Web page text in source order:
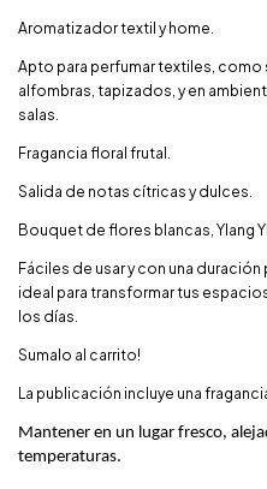
Aromatizador textil y home.
Apto para perfumar textiles, como
alfombras, tapizados, y en
salas.
Fragancia floral frutal.
Salida de notas cítricas y dulces.
Bouquet de flores blancas, Ylang
Fáciles de usar y con una
ideal para transformar tus
los días.
Sumalo al carrito!
La publicación incluye una
Mantener en un lugar fresco,
temperaturas.